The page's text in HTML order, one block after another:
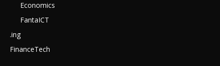
Economics
FantaICT
.ing
FinanceTech